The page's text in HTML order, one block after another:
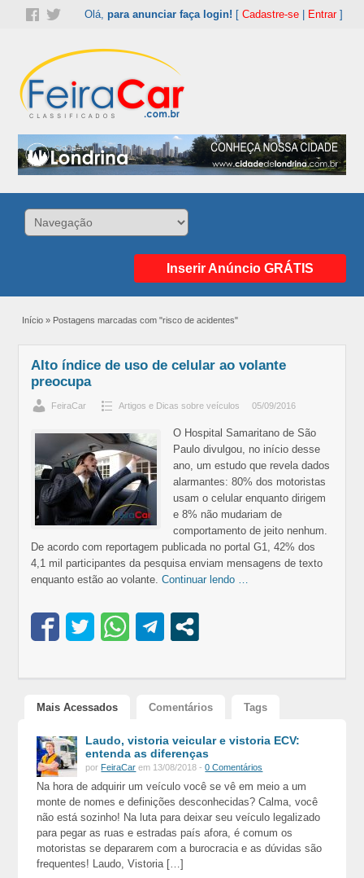
Olá, para anunciar faça login! [ Cadastre-se| Entrar]
Inserir Anúncio GRÁTIS
Início » Postagens marcadas com "risco de acidentes"
Alto índice de uso de celular ao volante
preocupa
FeiraCar Artigos e Dicas sobre veículos 05/09/2016
O Hospital Samaritano de São
Paulo divulgou, no início desse
ano, um estudo que revela dados
alarmantes: 80% dos motoristas
usam o celular enquanto dirigem
e 8% não mudariam de
comportamento de jeito nenhum.
De acordo com reportagem publicada no portal G1, 42% dos
4,1 mil participantes da pesquisa enviam mensagens de texto
enquanto estão ao volante.Continuar lendo …
Mais Acessados Comentários Tags
Laudo, vistoria veicular e vistoria ECV:
entenda as diferenças
por FeiraCar em 13/08/2018 -0 Comentários
Na hora de adquirir um veículo você se vê em meio a um
monte de nomes e definições desconhecidas? Calma, você
não está sozinho! Na luta para deixar seu veículo legalizado
para pegar as ruas e estradas país afora, é comum os
motoristas se depararem com a burocracia e as dúvidas são
frequentes! Laudo, Vistoria […]